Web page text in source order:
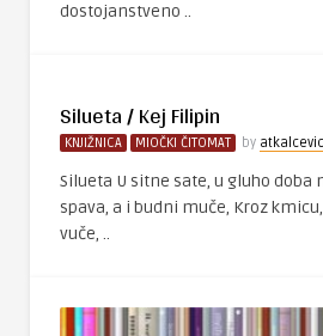
dostojanstveno ..
Silueta / Kej Filipin
KNJIŽNICA MIOČKI ČITOMAT by atkalcevic
Silueta U sitne sate, u gluho doba
spava, a i budni muče, Kroz
vuče, ..